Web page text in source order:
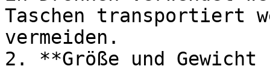
Taschen transportiert
vermeiden.
2. **Größe und